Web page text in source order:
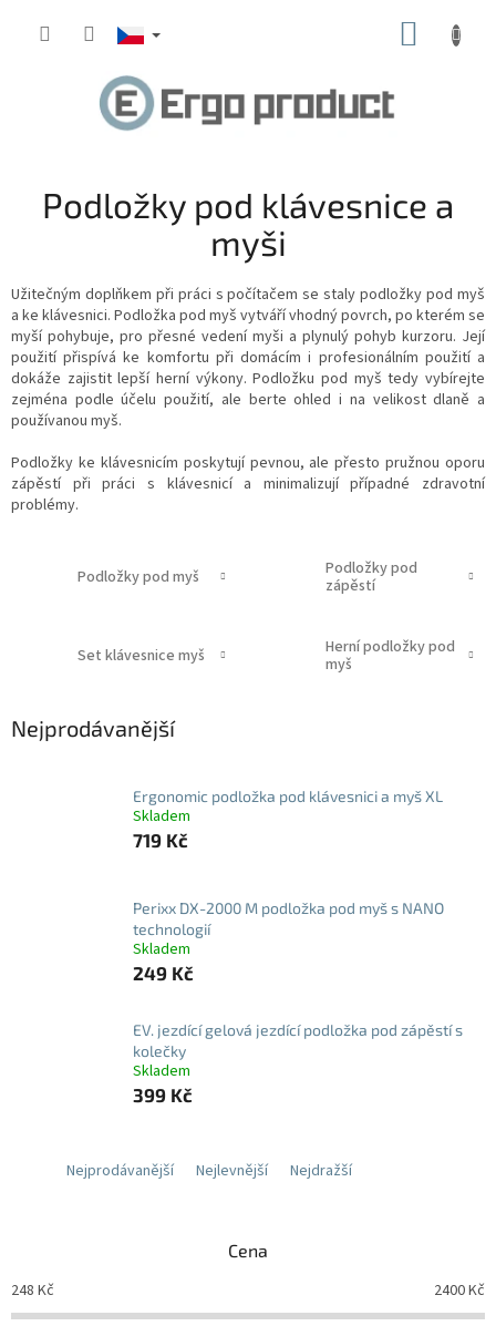
Podložky pod klávesnice a
myši
Užitečným doplňkem při práci s počítačem se staly podložky pod myš
a ke klávesnici. Podložka pod myš vytváří vhodný povrch, po kterém se
myší pohybuje, pro přesné vedení myši a plynulý pohyb kurzoru. Její
použití přispívá ke komfortu při domácím i profesionálním použití a
dokáže zajistit lepší herní výkony. Podložku pod myš tedy vybírejte
zejména podle účelu použití, ale berte ohled i na velikost dlaně a
používanou myš.
Podložky ke klávesnicím poskytují pevnou, ale přesto pružnou oporu
zápěstí při práci s klávesnicí a minimalizují případné zdravotní
problémy.
Podložky pod myš
Podložky pod
zápěstí
Set klávesnice myš
Herní podložky pod
myš
Nejprodávanější
Ergonomic podložka pod klávesnici a myš XL
Skladem
719 Kč
Perixx DX-2000 M podložka pod myš s NANO
technologií
Skladem
249 Kč
EV. jezdící gelová jezdící podložka pod zápěstí s
kolečky
Skladem
399 Kč
Nejprodávanější Nejlevnější Nejdražší
Cena
248 Kč 2400Kč